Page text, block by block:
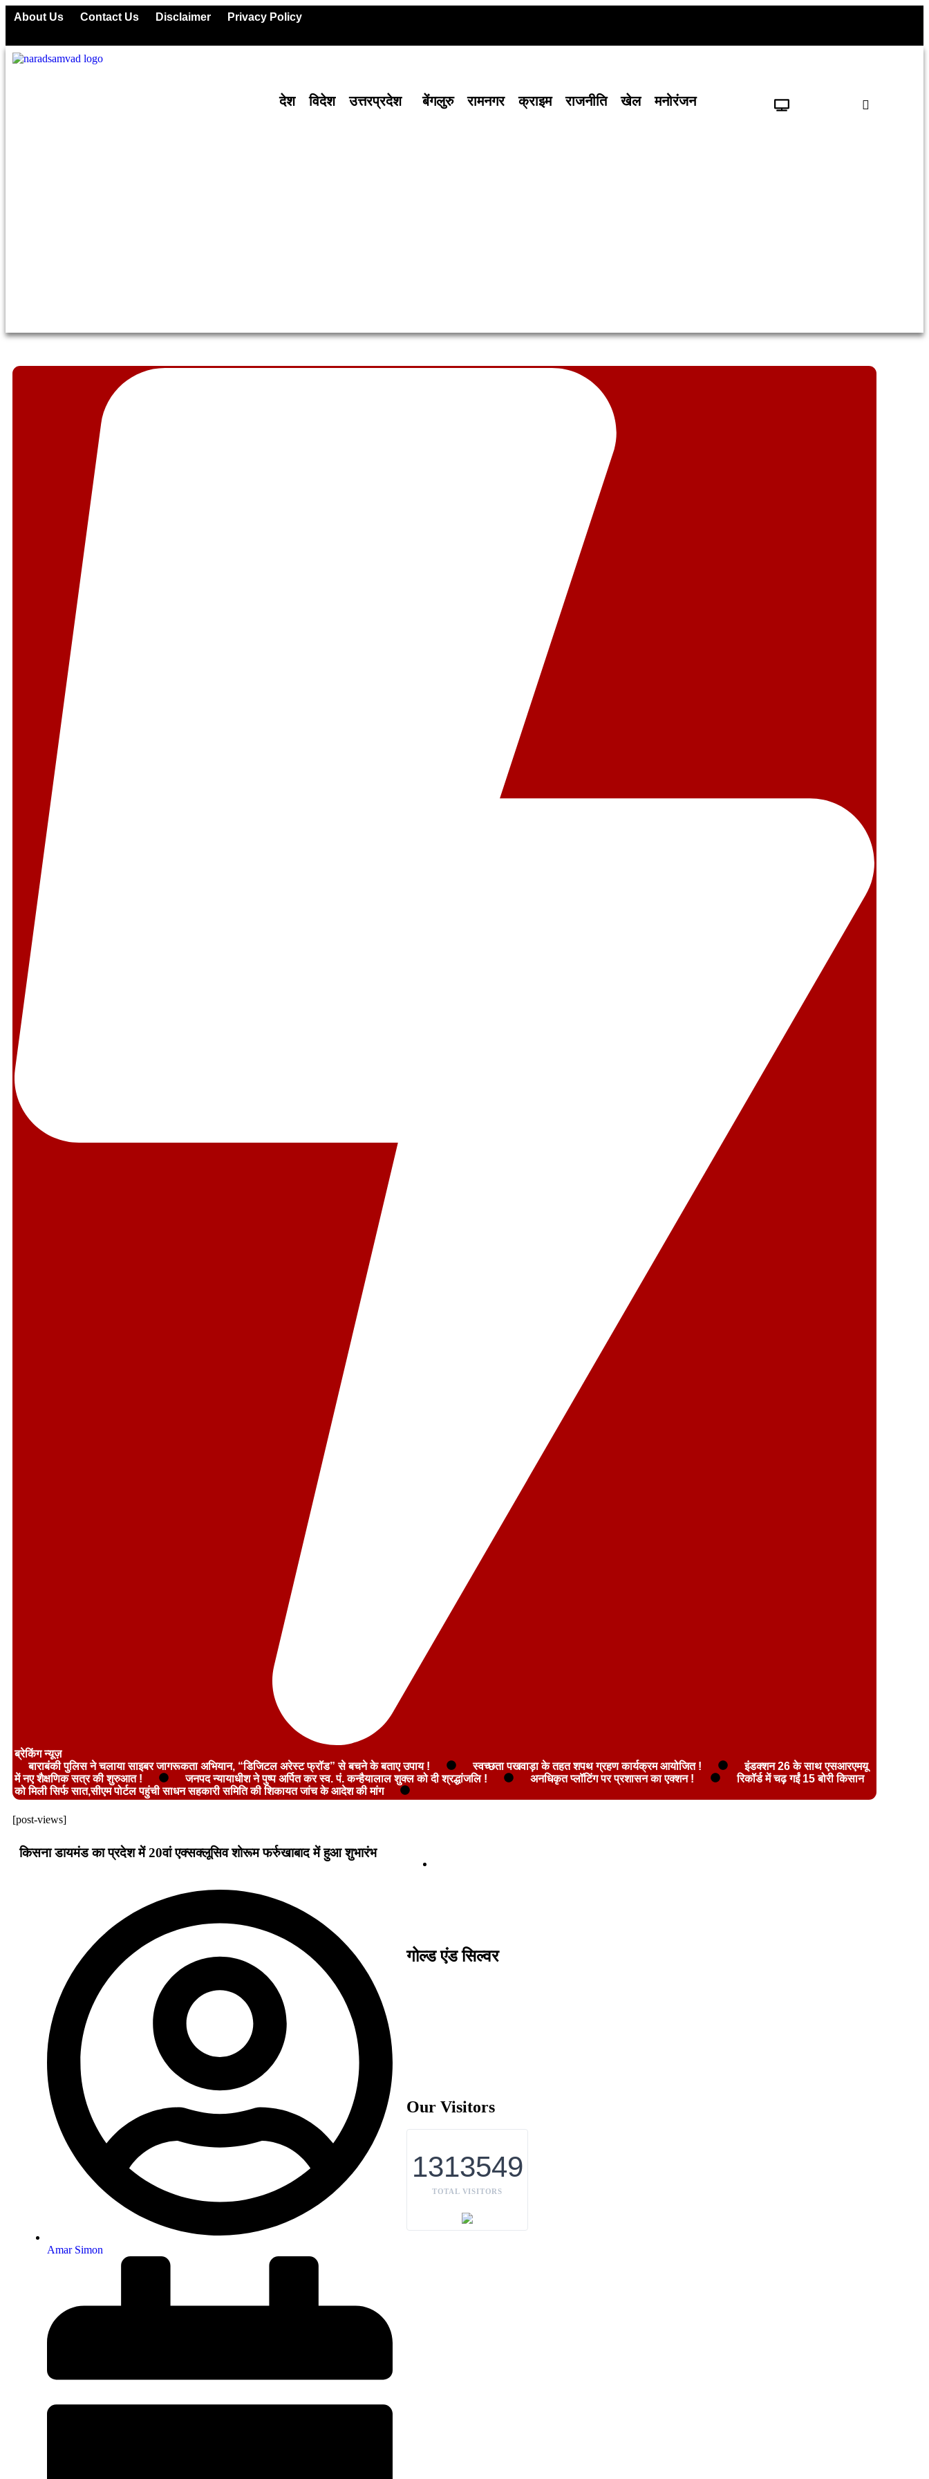
About Us Contact Us Disclaimer Privacy Policy
देश विदेश उत्तरप्रदेश बेंगलुरु रामनगर क्राइम राजनीति खेल मनोरंजन
ब्रेकिंग न्यूज़
बाराबंकी पुलिस ने चलाया साइबर जागरूकता अभियान, “डिजिटल अरेस्ट फ्रॉड” से बचने के बताए उपाय !
स्वच्छता पखवाड़ा के तहत शपथ ग्रहण कार्यक्रम आयोजित !
इंडक्शन 26 के साथ एसआरएमयू
में नए शैक्षणिक सत्र की शुरुआत !
जनपद न्यायाधीश ने पुष्प अर्पित कर स्व. पं. कन्हैयालाल शुक्ल को दी श्रद्धांजलि ! अनधिकृत प्लॉटिंग पर प्रशासन का एक्शन !
रिकॉर्ड में चढ़ गईं 15 बोरी किसान
को मिली सिर्फ सात,सीएम पोर्टल पहुंची साधन सहकारी समिति की शिकायत जांच के आदेश की मांग
[post-views]
किसना डायमंड का प्रदेश में 20वां एक्सक्लूसिव शोरूम फर्रुखाबाद में हुआ शुभारंभ
Amar Simon
गोल्ड एंड सिल्वर
Our Visitors
1313549
TOTAL VISITORS